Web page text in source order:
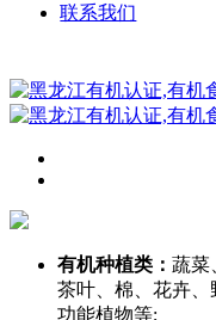
联系我们
有机种植类： 蔬菜
茶叶、棉、花卉、
功能植物等;